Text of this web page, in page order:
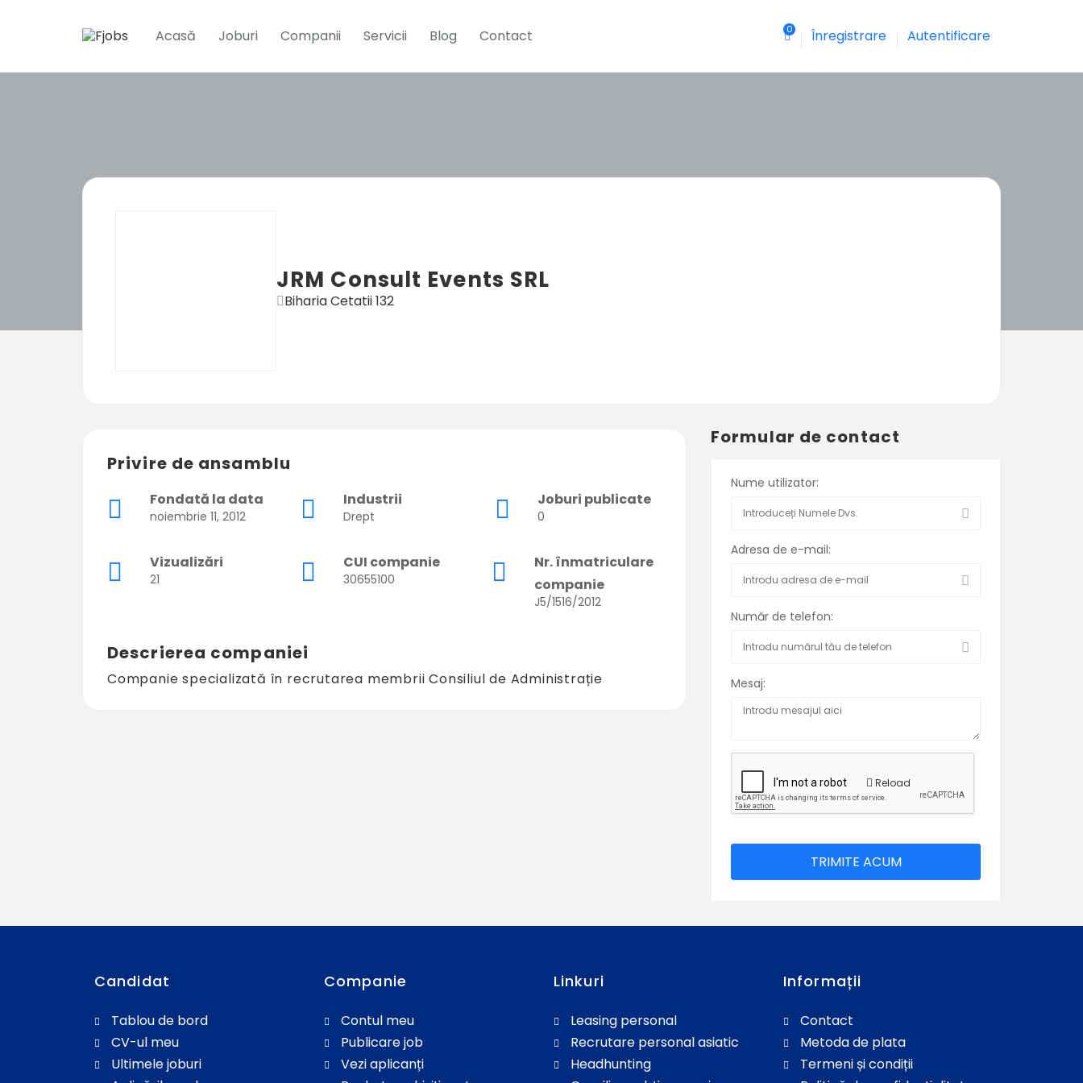
Acasă Joburi Companii Servicii Blog Contact 0 Înregistrare Autentificare
JRM Consult Events SRL
Biharia Cetatii 132
Privire de ansamblu
Fondată la data
noiembrie 11, 2012
Industrii
Drept
Joburi publicate
0
Vizualizări
21
CUI companie
30655100
Nr. înmatriculare
companie
J5/1516/2012
Descrierea companiei
Companie specializată în recrutarea membrii Consiliul de Administrație
Formular de contact
Nume utilizator:
Adresa de e-mail:
Număr de telefon:
Mesaj:
Reload
Candidat
Tablou de bord
CV-ul meu
Ultimele joburi
Companie
Contul meu
Publicare job
Vezi aplicanți
Linkuri
Leasing personal
Recrutare personal asiatic
Headhunting
Informații
Contact
Metoda de plata
Termeni și condiții